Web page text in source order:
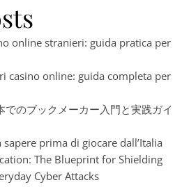
online stranieri: guida pratica per
casino online: guida completa per
でのブックメーカー入門と実践ガイ
sapere prima di giocare dall’Italia
The Blueprint for Shielding
Cyber Attacks